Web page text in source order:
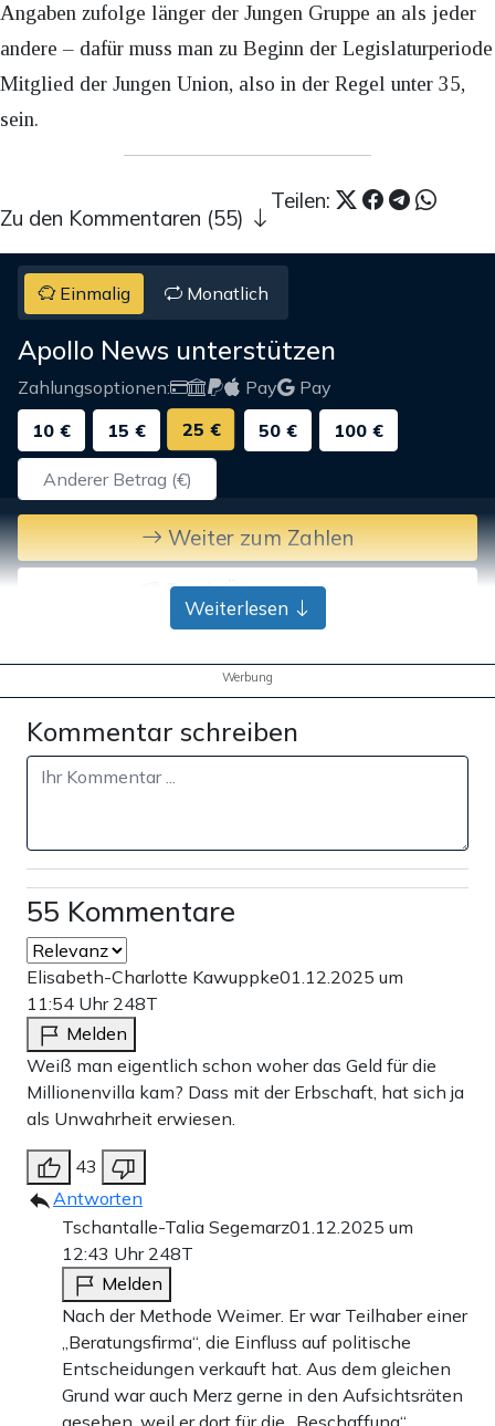
Angaben zufolge länger der Jungen Gruppe an als jeder
andere – dafür muss man zu Beginn der Legislaturperiode
Mitglied der Jungen Union, also in der Regel unter 35,
sein.
Teilen:
Zu den Kommentaren (55)
Einmalig Monatlich
Apollo News unterstützen
Zahlungsoptionen: Pay
Pay
10 €
15 € 25 € 50 € 100 €
Weiter zum Zahlen
Bank-Überweisung
Weiterlesen
Werbung
Kommentar schreiben
55 Kommentare
Elisabeth-Charlotte Kawuppke01.12.2025 um
11:54 Uhr 248T
Melden
Weiß man eigentlich schon woher das Geld für die
Millionenvilla kam? Dass mit der Erbschaft, hat sich ja
als Unwahrheit erwiesen.
43
Antworten
Tschantalle-Talia Segemarz01.12.2025 um
12:43 Uhr 248T
Melden
Nach der Methode Weimer. Er war Teilhaber einer
„Beratungsfirma“, die Einfluss auf politische
Entscheidungen verkauft hat. Aus dem gleichen
Grund war auch Merz gerne in den Aufsichtsräten
gesehen, weil er dort für die „Beschaffung“